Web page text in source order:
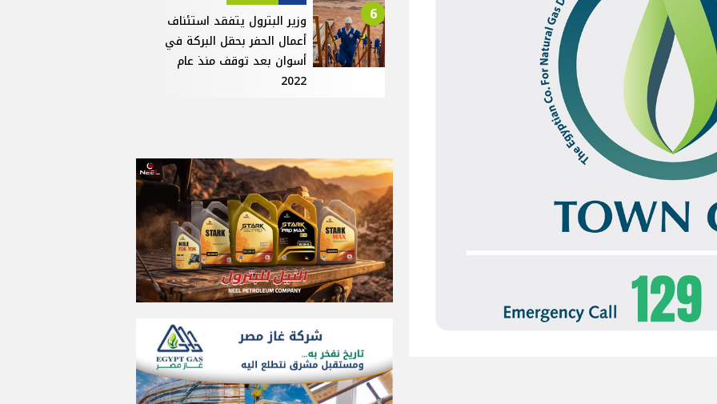
6
وزير البترول يتفقد استئناف
أعمال الحفر بحقل البركة في
أسوان بعد توقف منذ عام
2022